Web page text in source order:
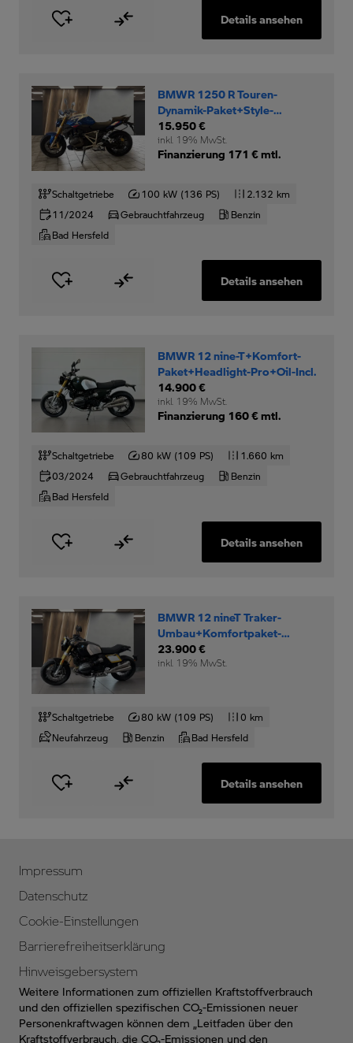
Details ansehen
BMWR 1250 R Touren-
Dynamik-Paket+Style-
Sport+SZH+
15.950 €
inkl. 19% MwSt.
Finanzierung 171 € mtl.
Schaltgetriebe 100 kW (136 PS)
2.132 km
11/2024
Gebrauchtfahrzeug
Benzin
Bad Hersfeld
Details ansehen
BMWR 12 nine-T+Komfort-
Paket+Headlight-Pro+Oil-Incl.
14.900 €
inkl. 19% MwSt.
Finanzierung 160 € mtl.
Schaltgetriebe 80 kW (109 PS)
1.660 km
03/2024
Gebrauchtfahrzeug
Benzin
Bad Hersfeld
Details ansehen
BMWR 12 nineT Traker-
Umbau+Komfortpaket-
Option-719-Rad+
23.900 €
inkl. 19% MwSt.
Schaltgetriebe 80 kW (109 PS)
0 km
Neufahrzeug
Benzin Bad Hersfeld
Details ansehen
Impressum
Datenschutz
Cookie-Einstellungen
Barrierefreiheitserklärung
Hinweisgebersystem
Weitere Informationen zum offiziellen Kraftstoffverbrauch
und den offiziellen spezifischen CO₂-Emissionen neuer
Personenkraftwagen können dem „Leitfaden über den
Kraftstoffverbrauch, die CO₂-Emissionen und den